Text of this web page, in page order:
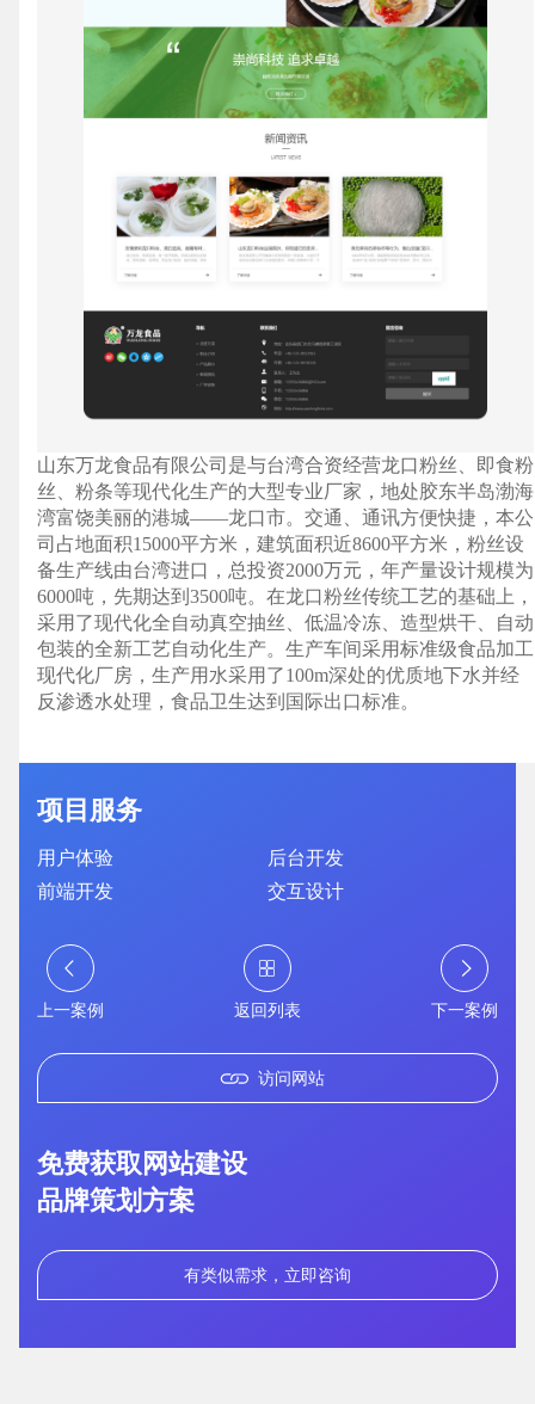
山东万龙食品有限公司是与台湾合资经营龙口粉丝、即食粉
丝、粉条等现代化生产的大型专业厂家，地处胶东半岛渤海
湾富饶美丽的港城——龙口市。交通、通讯方便快捷，本公
司占地面积15000平方米，建筑面积近8600平方米，粉丝设
备生产线由台湾进口，总投资2000万元，年产量设计规模为
6000吨，先期达到3500吨。在龙口粉丝传统工艺的基础上，
采用了现代化全自动真空抽丝、低温冷冻、造型烘干、自动
包装的全新工艺自动化生产。生产车间采用标准级食品加工
现代化厂房，生产用水采用了100m深处的优质地下水并经
反渗透水处理，食品卫生达到国际出口标准。
项目服务
用户体验
后台开发
前端开发
交互设计
上一案例 返回列表 下一案例
访问网站
免费获取网站建设
品牌策划方案
有类似需求，立即咨询